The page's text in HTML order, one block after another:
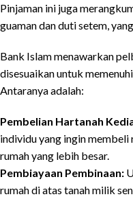
Pinjaman ini juga
guaman dan duti setem,
Bank Islam menawarkan
disesuaikan untuk
Antaranya adalah:
Pembelian Hartanah
individu yang ingin
rumah yang lebih besar.
Pembiayaan Pembinaan:
rumah di atas tanah milik